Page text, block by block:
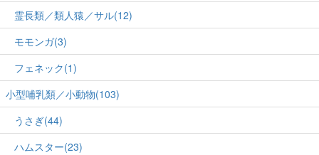
霊長類／類人猿／サル(12)
モモンガ(3)
フェネック(1)
小型哺乳類／小動物(103)
うさぎ(44)
ハムスター(23)